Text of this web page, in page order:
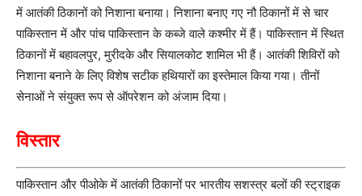
में आतंकी ठिकानों को निशाना बनाया। निशाना बनाए गए नौ ठिकानों में से चार
पाकिस्तान में और पांच पाकिस्तान के कब्जे वाले कश्मीर में हैं। पाकिस्तान में स्थित
ठिकानों में बहावलपुर, मुरीदके और सियालकोट शामिल भी हैं। आतंकी शिविरों को
निशाना बनाने के लिए विशेष सटीक हथियारों का इस्तेमाल किया गया। तीनों
सेनाओं ने संयुक्त रूप से ऑपरेशन को अंजाम दिया।
विस्तार
पाकिस्तान और पीओके में आतंकी ठिकानों पर भारतीय सशस्त्र बलों की स्ट्राइक